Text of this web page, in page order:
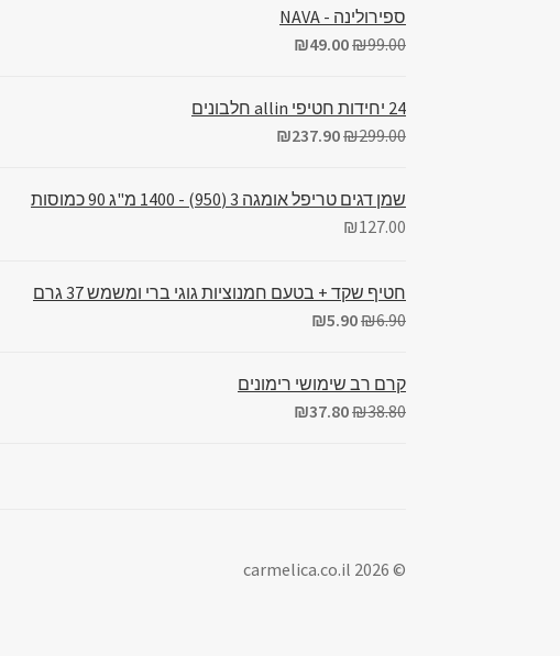
ספירולינה - NAVA
₪99.00
₪49.00
24 יחידות חטיפי allin חלבונים
₪299.00
₪237.90
שמן דגים טריפל אומגה 3 (950) - 1400 מ"ג 90 כמוסות
₪127.00
חטיף שקד + בטעם חמנוציות גוגי ברי ומשמש 37 גרם
₪6.90
₪5.90
קרם רב שימושי רימונים
₪38.80
₪37.80
© carmelica.co.il 2026